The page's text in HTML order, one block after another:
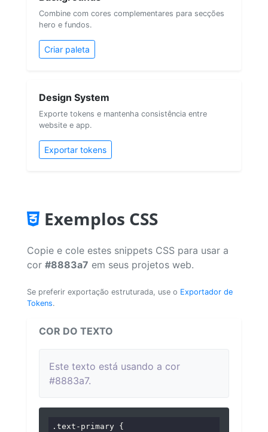
Combine com cores complementares para secções
hero e fundos.
Criar paleta
Design System
Exporte tokens e mantenha consistência entre
website e app.
Exportar tokens
Exemplos CSS
Copie e cole estes snippets CSS para usar a
cor #8883a7 em seus projetos web.
Se preferir exportação estruturada, use o Exportador de
Tokens.
COR DO TEXTO
Este texto está usando a cor
#8883a7.
.text-primary {